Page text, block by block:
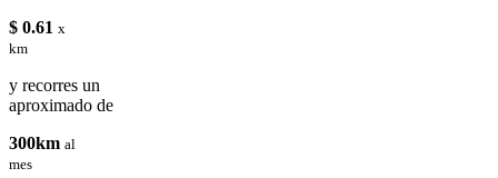
$ 0.61 x
km
y recorres un
aproximado de
300km al
mes